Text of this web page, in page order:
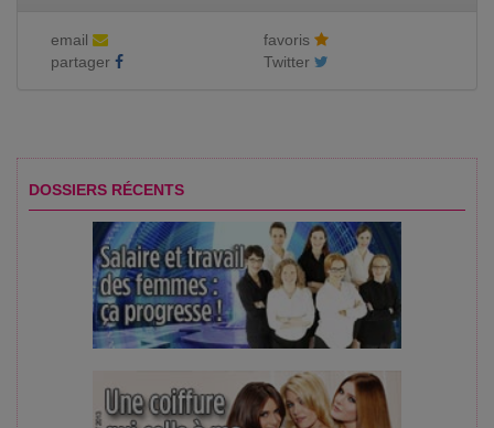
email
favoris
partager
Twitter
DOSSIERS RÉCENTS